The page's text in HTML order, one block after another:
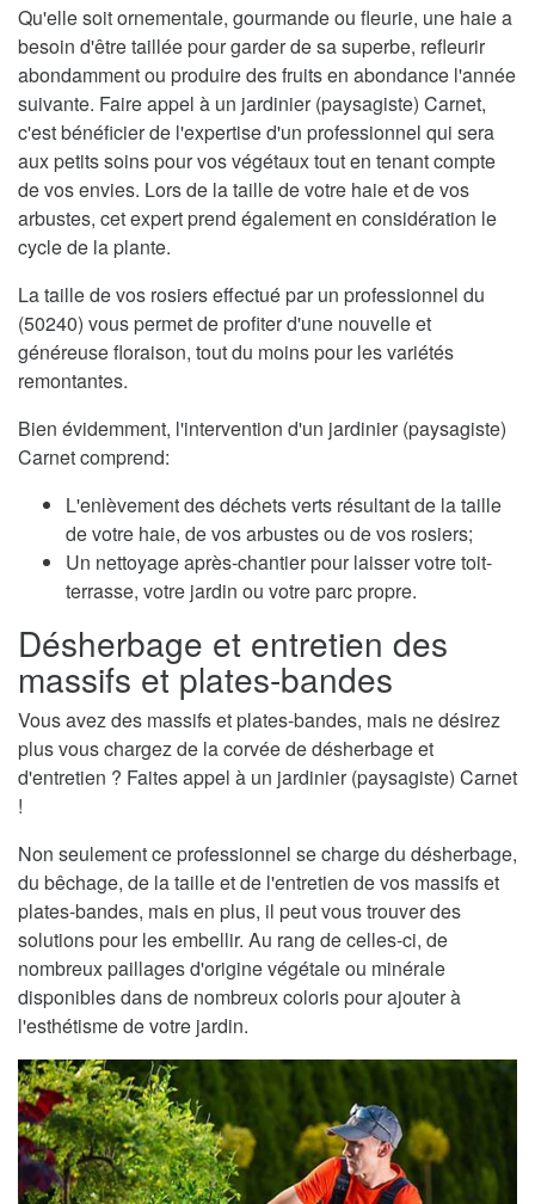
Qu'elle soit ornementale, gourmande ou fleurie, une haie a
besoin d'être taillée pour garder de sa superbe, refleurir
abondamment ou produire des fruits en abondance l'année
suivante. Faire appel à un jardinier (paysagiste) Carnet,
c'est bénéficier de l'expertise d'un professionnel qui sera
aux petits soins pour vos végétaux tout en tenant compte
de vos envies. Lors de la taille de votre haie et de vos
arbustes, cet expert prend également en considération le
cycle de la plante.
La taille de vos rosiers effectué par un professionnel du
(50240) vous permet de profiter d'une nouvelle et
généreuse floraison, tout du moins pour les variétés
remontantes.
Bien évidemment, l'intervention d'un jardinier (paysagiste)
Carnet comprend:
L'enlèvement des déchets verts résultant de la taille
de votre haie, de vos arbustes ou de vos rosiers;
Un nettoyage après-chantier pour laisser votre toit-
terrasse, votre jardin ou votre parc propre.
Désherbage et entretien des
massifs et plates-bandes
Vous avez des massifs et plates-bandes, mais ne désirez
plus vous chargez de la corvée de désherbage et
d'entretien ? Faites appel à un jardinier (paysagiste) Carnet
!
Non seulement ce professionnel se charge du désherbage,
du bêchage, de la taille et de l'entretien de vos massifs et
plates-bandes, mais en plus, il peut vous trouver des
solutions pour les embellir. Au rang de celles-ci, de
nombreux paillages d'origine végétale ou minérale
disponibles dans de nombreux coloris pour ajouter à
l'esthétisme de votre jardin.